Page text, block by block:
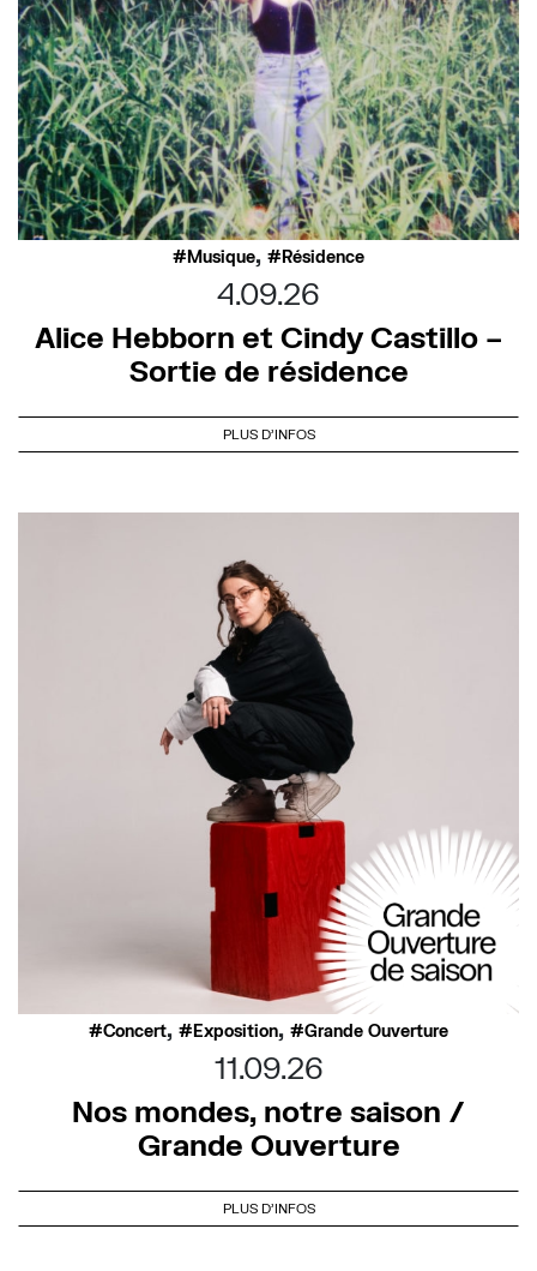
Musique, Résidence
4.09.26
Alice Hebborn et Cindy Castillo –
Sortie de résidence
PLUS D'INFOS
Concert, Exposition, Grande Ouverture
11.09.26
Nos mondes, notre saison /
Grande Ouverture
PLUS D'INFOS